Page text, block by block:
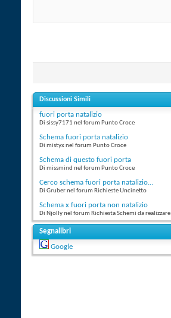
Discussioni Simili
fuori porta natalizio
Di sissy7171 nel forum Punto Croce
Schema fuori porta natalizio
Di mistyx nel forum Punto Croce
Schema di questo fuori porta
Di missmind nel forum Punto Croce
Cerco schema fuori porta natalizio...
Di Gruber nel forum Richieste Uncinetto
Schema x fuori porta non natalizio
Di Njolly nel forum Richiesta Schemi da realizzare
Segnalibri
Google